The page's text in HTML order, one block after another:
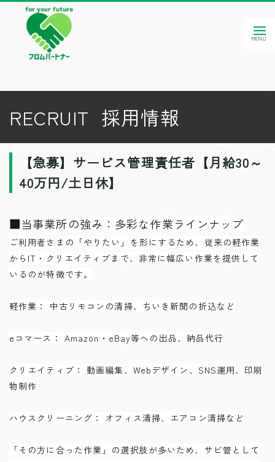
RECRUIT 採用情報
【急募】サービス管理責任者【月給30～
40万円/土日休】
■当事業所の強み：多彩な作業ラインナップ
ご利用者さまの「やりたい」を形にするため、従来の軽作業
からIT・クリエイティブまで、非常に幅広い作業を提供して
いるのが特徴です。
軽作業： 中古リモコンの清掃、ちいき新聞の折込など
eコマース： Amazon・eBay等への出品、納品代行
クリエイティブ： 動画編集、Webデザイン、SNS運用、印刷
物制作
ハウスクリーニング： オフィス清掃、エアコン清掃など
「その方に合った作業」の選択肢が多いため、サビ管として